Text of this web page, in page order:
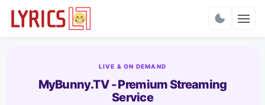
LIVE & ON DEMAND
MyBunny.TV - Premium Streaming
Service